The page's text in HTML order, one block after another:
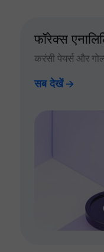
फॉरेक्स
करंसी पेयर्स और
सब देखें